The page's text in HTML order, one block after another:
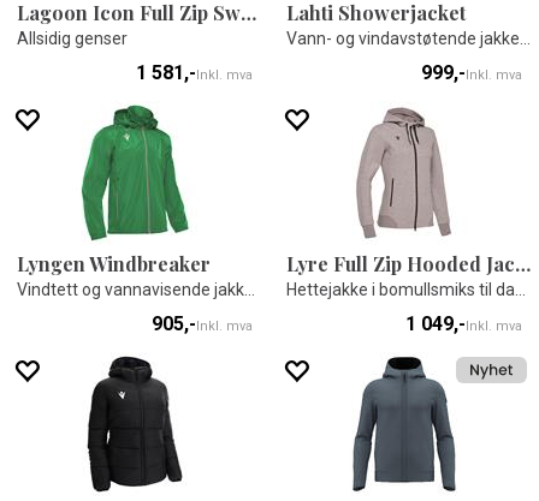
Lagoon Icon Full Zip Sweatshirt
Allsidig genser
1 581,-Inkl. mva
Lahti Showerjacket
999,-Inkl. mva
Lyngen Windbreaker
905,-Inkl. mva
Lyre Full Zip Hooded Jacket W
1 049,-Inkl. mva